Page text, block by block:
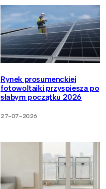
Rynek prosumenckiej
fotowoltaiki przyspiesza po
słabym początku 2026
27-07-2026